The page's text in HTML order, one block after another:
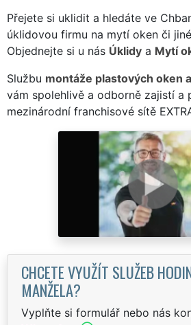
Přejete si uklidit a hledáte ve
úklidovou firmu na mytí oken či
Objednejte si u nás Úklidy a Mytí
Službu montáže plastových oken
vám spolehlivě a odborně zajistí a
mezinárodní franchisové sítě
CHCETE VYUŽÍT SLUŽEB
MANŽELA?
Vyplňte si formulář nebo nás